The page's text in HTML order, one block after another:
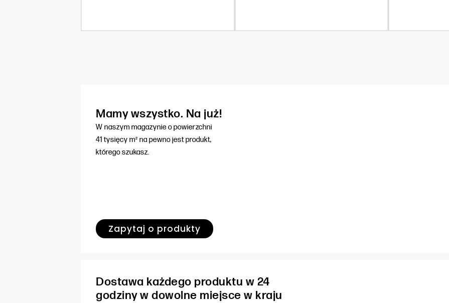
Mamy wszystko. Na już!
W naszym magazynie o powierzchni
41 tysięcy m² na pewno jest produkt,
którego szukasz.
Zapytaj o produkty
Dostawa każdego produktu w 24
godziny w dowolne miejsce w kraju